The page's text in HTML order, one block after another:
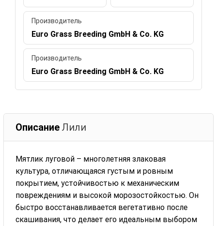
Производитель
Euro Grass Breeding GmbH & Co. KG
Производитель
Euro Grass Breeding GmbH & Co. KG
Описание Лили
Мятлик луговой – многолетняя злаковая
культура, отличающаяся густым и ровным
покрытием, устойчивостью к механическим
повреждениям и высокой морозостойкостью. Он
быстро восстанавливается вегетативно после
скашивания, что делает его идеальным выбором